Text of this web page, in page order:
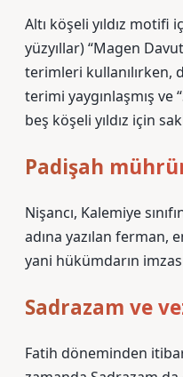
Altı köşeli yıldız motifi
yüzyıllar) “Magen
terimleri kullanılırken,
terimi yaygınlaşmış ve
beş köşeli yıldız için
Padişah
Nişancı, Kalemiye
adına yazılan ferman,
yani hükümdarın
Sadrazam ve
Fatih döneminden